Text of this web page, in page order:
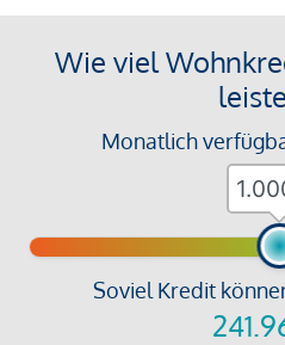
Wie viel
Monatlich
Soviel Kredit